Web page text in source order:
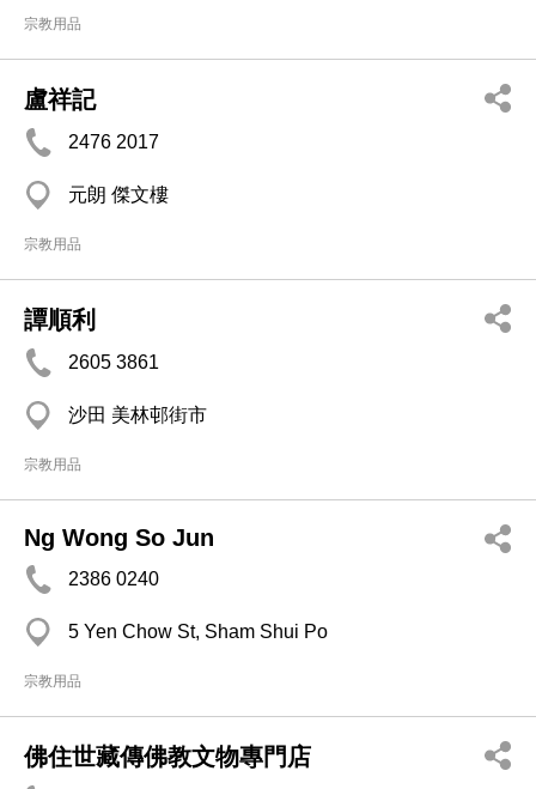
宗教用品
盧祥記
2476 2017
元朗 傑文樓
宗教用品
譚順利
2605 3861
沙田 美林邨街市
宗教用品
Ng Wong So Jun
2386 0240
5 Yen Chow St, Sham Shui Po
宗教用品
佛住世藏傳佛教文物專門店